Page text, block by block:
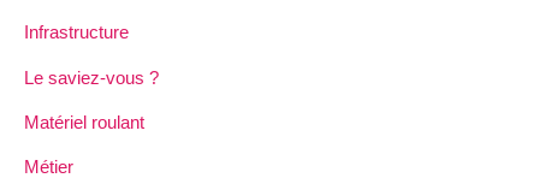
Infrastructure
Le saviez-vous ?
Matériel roulant
Métier